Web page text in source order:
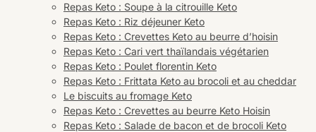
Repas Keto : Soupe à la citrouille Keto
Repas Keto : Riz déjeuner Keto
Repas Keto : Crevettes Keto au beurre d’hoisin
Repas Keto : Cari vert thaïlandais végétarien
Repas Keto : Poulet florentin Keto
Repas Keto : Frittata Keto au brocoli et au cheddar
Le biscuits au fromage Keto
Repas Keto : Crevettes au beurre Keto Hoisin
Repas Keto : Salade de bacon et de brocoli Keto